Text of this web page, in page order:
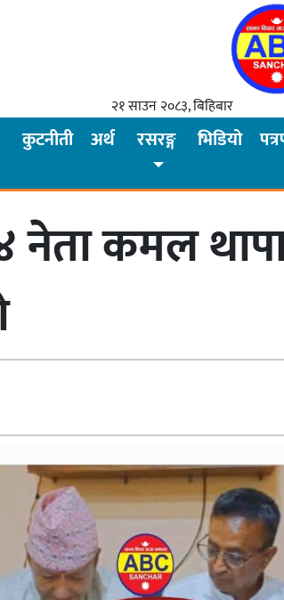
२१ साउन २०८३, बिहिबार
कुटनीती अर्थ रसरङ्ग भिडियो
नेता कमल